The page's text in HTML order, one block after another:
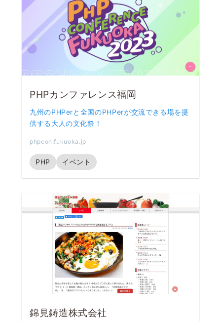
PHPカンファレンス福岡
九州のPHPerと全国のPHPerが交流できる場を提
供する大人の文化祭！
phpcon.fukuoka.jp
PHP イベント
錦見鋳造株式会社